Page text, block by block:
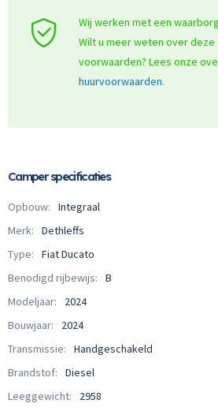
Wij werken met een
Wilt u meer weten over deze
voorwaarden? Lees onze
huurvoorwaarden.
Camper specificaties
Opbouw:
Integraal
Merk:
Dethleffs
Type:
Fiat Ducato
Benodigd rijbewijs:
B
Modeljaar:
2024
Bouwjaar:
2024
Transmissie:
Handgeschakeld
Brandstof:
Diesel
Leeggewicht:
2958